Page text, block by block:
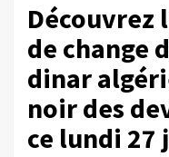
Découvrez
de change
dinar
noir des
ce lundi 27